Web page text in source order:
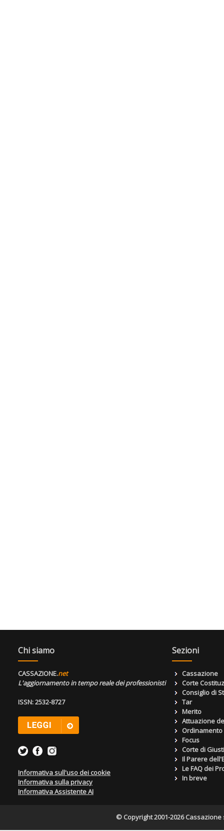
Chi siamo
CASSAZIONE.net
L'aggiornamento in tempo reale dei professionisti
ISSN: 2532-8727
Informativa sull'uso dei cookie
Informativa sulla privacy
Informativa Assistente AI
Sezioni
Cassazione
Corte
Consiglio di
Tar
Merito
Attuazione
Focus
Corte di
Il Parere
Le FAQ dei
In breve
© Copyright 2001-2026 Cassazione